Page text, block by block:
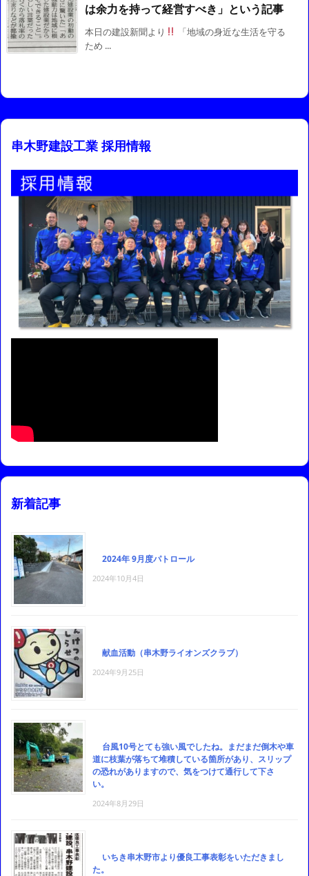
は余力を持って経営すべき」という記事
本日の建設新聞より
「地域の身近な生活を守る
ため ...
串木野建設工業 採用情報
新着記事
2024年 9月度パトロール
2024年10月4日
献血活動（串木野ライオンズクラブ）
2024年9月25日
台風10号とても強い風でしたね。まだまだ倒木や車
道に枝葉が落ちて堆積している箇所があり、スリップ
の恐れがありますので、気をつけて通行して下さ
い。
2024年8月29日
いちき串木野市より優良工事表彰をいただきまし
た。